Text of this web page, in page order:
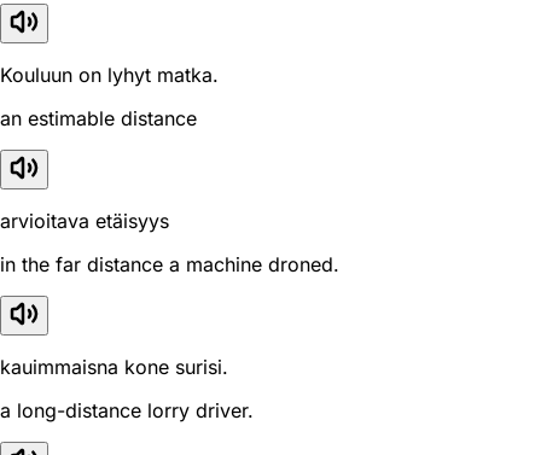
Kouluun on lyhyt matka.
an estimable distance
arvioitava etäisyys
in the far distance a machine droned.
kauimmaisna kone surisi.
a long-distance lorry driver.